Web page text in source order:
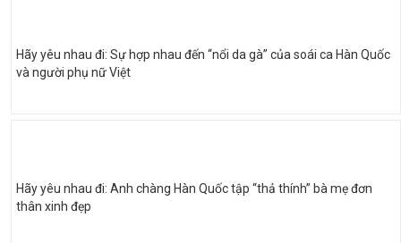
Hãy yêu nhau đi: Sự hợp nhau đến “nổi da gà” của soái ca Hàn Quốc
và người phụ nữ Việt
Hãy yêu nhau đi: Anh chàng Hàn Quốc tập “thả thính” bà mẹ đơn
thân xinh đẹp